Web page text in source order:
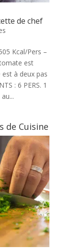
de chef
Kcal/Pers –
est
à deux pas
: 6 PERS. 1
de Cuisine